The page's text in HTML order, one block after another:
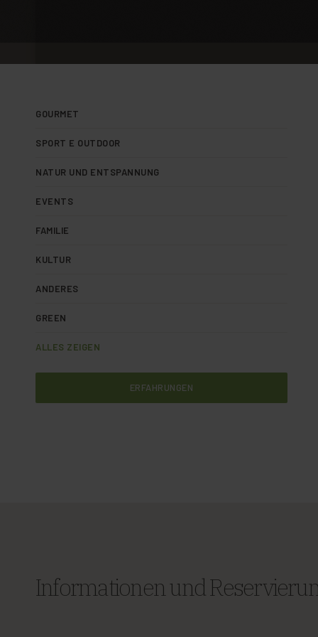
GOURMET
SPORT E OUTDOOR
NATUR UND ENTSPANNUNG
EVENTS
FAMILIE
KULTUR
ANDERES
GREEN
ALLES ZEIGEN
ERFAHRUNGEN
Informationen und